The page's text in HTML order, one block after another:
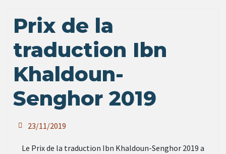
Prix de la
traduction Ibn
Khaldoun-
Senghor 2019
23/11/2019
Le Prix de la traduction Ibn Khaldoun-Senghor 2019 a